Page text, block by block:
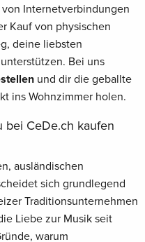
Internetverbindungen
Kauf von physischen
deine liebsten
Bei uns
und dir die geballte
ins Wohnzimmer holen.
bei CeDe.ch kaufen
ausländischen
sich grundlegend
Traditionsunternehmen
Liebe zur Musik seit
warum